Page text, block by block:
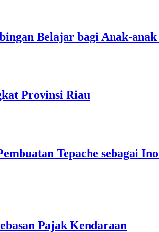
Belajar bagi Anak-
Provinsi Riau
Tepache sebagai
Pajak Kendaraan